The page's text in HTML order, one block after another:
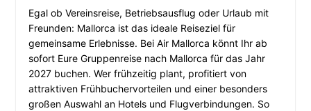
Egal ob Vereinsreise, Betriebsausflug oder Urlaub mit
Freunden: Mallorca ist das ideale Reiseziel für
gemeinsame Erlebnisse. Bei Air Mallorca könnt Ihr ab
sofort Eure Gruppenreise nach Mallorca für das Jahr
2027 buchen. Wer frühzeitig plant, profitiert von
attraktiven Frühbuchervorteilen und einer besonders
großen Auswahl an Hotels und Flugverbindungen. So